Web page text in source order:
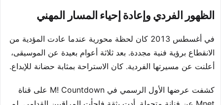
الظهور الفردي وإعادة إحياء المسار المهني
في أغسطس 2013 كان لحظة محورية عندما عادت المؤدية من
الانقطاع برؤية فنية مجددة. بعد ثلاثة أعوام بعيدة عن الموسيقى،
أعلنت عن مسيرتها الفردية. كان الاستراحة بمثابة حضانة للإبداع.
كشفت عرضها الأول الرسمي في M! Countdown على قناة